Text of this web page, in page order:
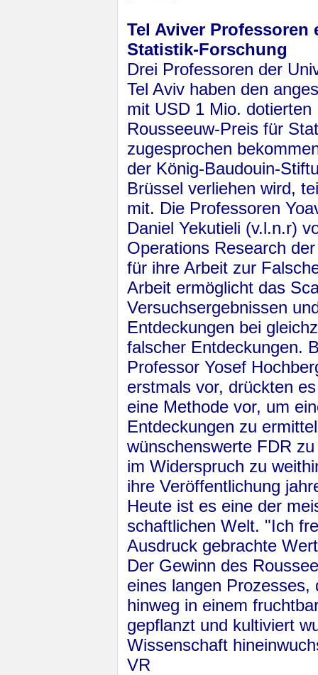
Tel Aviver Professoren
Statistik-Forschung
Drei Professoren der
Tel Aviv haben den
mit USD 1 Mio. dotierten
Rousseeuw-Preis für
zugesprochen
der König-Bau­douin-
Brüssel verliehen wird,
mit. Die Professo­ren
Daniel Yekutieli (v.l.n.r)
Ope­ra­tions Research
für ihre Ar­beit zur
Arbeit er­mög­licht das
Versuchs­er­geb­nis­sen
Entdeckungen bei
falscher Ent­deckungen.
Professor Yosef
erstmals vor, drückten
eine Methode vor, um
Entdeckungen zu
wünschenswerte FDR
im Widerspruch zu
ihre Veröf­fent­li­chung
Heute ist es eine der
schaft­lichen Welt. "Ich
Ausdruck gebrachte
Der Gewinn des
eines langen
hinweg in einem
gepflanzt und kultiviert
Wissenschaft
VR